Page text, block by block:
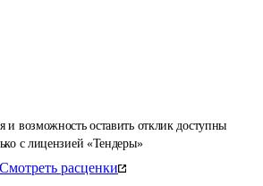
возможность оставить отклик доступны
с лицензией «Тендеры»
Смотреть расценки